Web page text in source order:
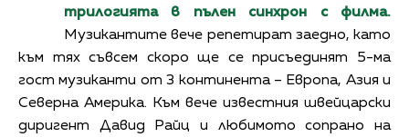
трилогията в пълен синхрон с филма.
Музикантите вече репетират заедно, като
към тях съвсем скоро ще се присъединят 5-ма
гост музиканти от 3 континента – Eвропа, Азия и
Северна Америка. Към вече известния швейцарски
диригент Давид Райц и любимото сопрано на